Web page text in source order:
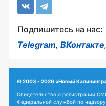
Подпишитесь на нас:
Telegram, ВКонтакте,
© 2003 - 2026 «Новый
Свидетельство о регистрации
Федеральной службой по